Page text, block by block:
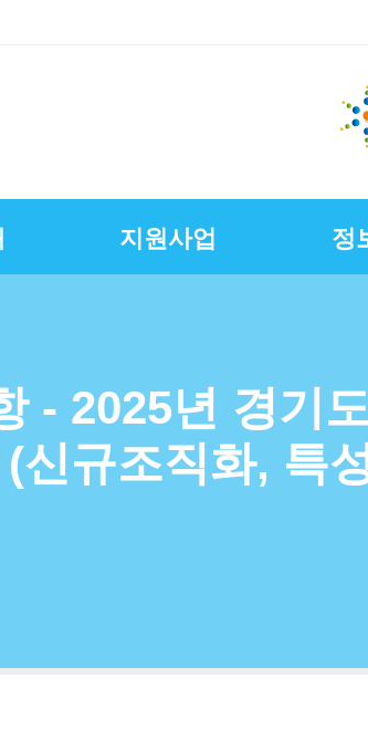
LED조명교체지원
소상공
지원사업 정
- 2025년 경기
신규조직화, 특